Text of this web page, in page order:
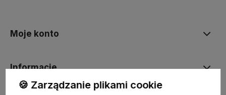
Moje konto
Informacje
🍪 Zarządzanie plikami cookie